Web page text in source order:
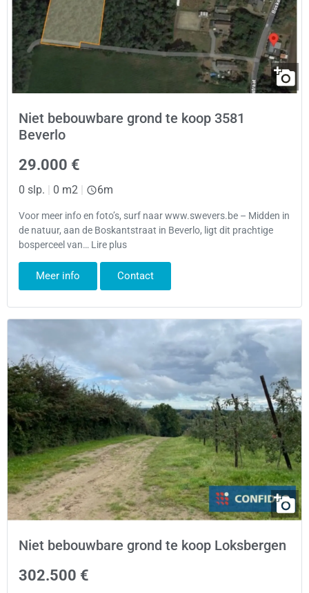
Niet bebouwbare grond te koop 3581
Beverlo
29.000 €
0 slp. 0 m2 6m
Voor meer info en foto’s, surf naar www.swevers.be – Midden in
de natuur, aan de Boskantstraat in Beverlo, ligt dit prachtige
bosperceel van… Lire plus
Meer info Contact
Niet bebouwbare grond te koop Loksbergen
302.500 €